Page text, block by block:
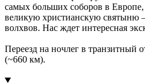
самых больших соборов в
великую христианскую святыню
волхвов. Нас ждет интересная
Переезд на ночлег в транзитный
(~660 км).